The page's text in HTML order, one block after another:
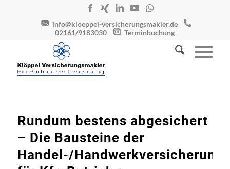
info@kloeppel-versicherungsmakler.de
02161/9183030
Terminbuchung
Rundum bestens abgesichert
– Die Bausteine der
Handel-/Handwerkversicherung